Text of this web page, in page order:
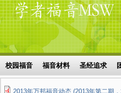
Skip to main content
搜索表单
校园福音 福音材料 圣经追求
2013年万邦福音动态 (2013年第二期，